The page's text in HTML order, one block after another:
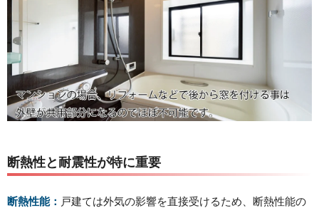
断熱性と耐震性が特に重要
断熱性能： 戸建ては外気の影響を直接受けるため、断熱性能の